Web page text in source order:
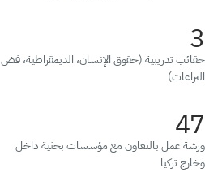
3
حقائب تدريبية (حقوق الإنسان، الديمقراطية، فض
النزاعات)
47
ورشة عمل بالتعاون مع مؤسسات بحثية داخل
وخارج تركيا